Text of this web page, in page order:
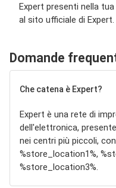
Expert presenti nella
al sito ufficiale di Expert.
Domande
Che catena è Expert?
Expert è una rete di
dell'elettronica,
nei centri più piccoli,
%store_location1%,
%store_location3%.